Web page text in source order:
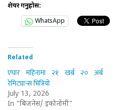
शेयर गर्नुहोस:
WhatsApp
Related
एघार महिनामा २१ खर्ब २० अर्ब
रेमिट्यान्स भित्रियो
July 13, 2026
In "बिजनेस/ इकोनोमी"